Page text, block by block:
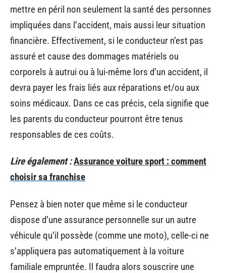
mettre en péril non seulement la santé des personnes
impliquées dans l’accident, mais aussi leur situation
financière. Effectivement, si le conducteur n’est pas
assuré et cause des dommages matériels ou
corporels à autrui ou à lui-même lors d’un accident, il
devra payer les frais liés aux réparations et/ou aux
soins médicaux. Dans ce cas précis, cela signifie que
les parents du conducteur pourront être tenus
responsables de ces coûts.
Lire également :Assurance voiture sport : comment
choisir sa franchise
Pensez à bien noter que même si le conducteur
dispose d’une assurance personnelle sur un autre
véhicule qu’il possède (comme une moto), celle-ci ne
s’appliquera pas automatiquement à la voiture
familiale empruntée. Il faudra alors souscrire une